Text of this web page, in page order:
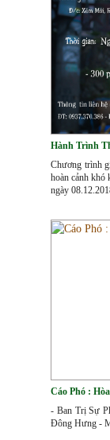
Hành Trình
Chương trình
hoàn cảnh khó
ngày
Cáo Phó :
- Ban Trị Sự
Đông Hưng -